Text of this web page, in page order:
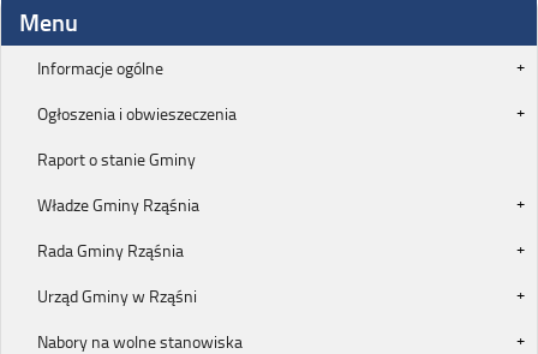
Menu
Informacje ogólne
Ogłoszenia i obwieszeczenia
Raport o stanie Gminy
Władze Gminy Rząśnia
Rada Gminy Rząśnia
Urząd Gminy w Rząśni
Nabory na wolne stanowiska